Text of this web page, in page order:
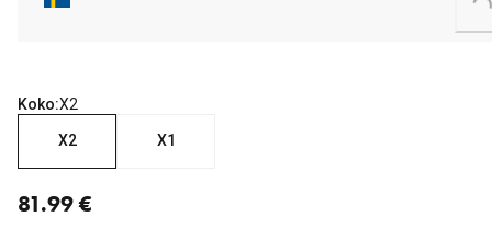
Loading...
Koko:X2
X2 X1
81.99 €